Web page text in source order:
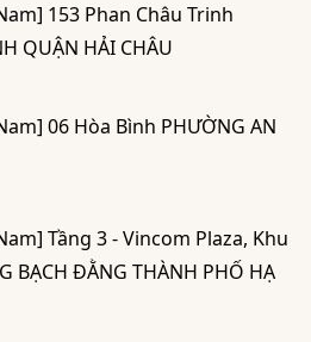
153 Phan Châu Trinh
QUẬN HẢI CHÂU
06 Hòa Bình PHƯỜNG AN
Tầng 3 - Vincom Plaza, Khu
BẠCH ĐẰNG THÀNH PHỐ HẠ